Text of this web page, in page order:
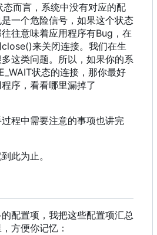
态而言 ， 系统中没有对应的配
一个危险信号 ， 如果这个状态
往意味着应用程序有Bug ， 在
来关闭连接。我们在生
这类问题。所以 ， 如果你的系
状态的连接 ， 那你最好
序 ， 看看哪里漏掉了
程中需要注意的事项也讲完
此为止。
配置项，我把这些配置项汇总
方便你记忆：